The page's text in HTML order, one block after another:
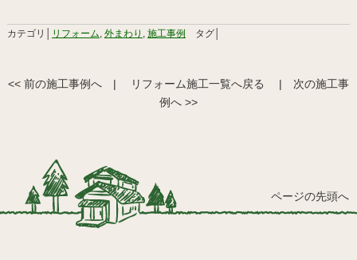
カテゴリ│ リフォーム, 外まわり , 施工事例 タグ│
<< 前の施工事例へ | リフォーム施工一覧へ戻る | 次の施工事
例へ >>
ページの先頭へ